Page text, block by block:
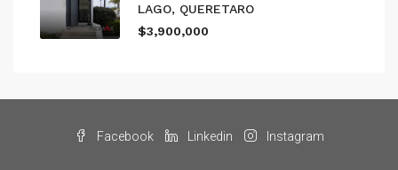
LAGO, QUERETARO
$3,900,000
Facebook Linkedin Instagram